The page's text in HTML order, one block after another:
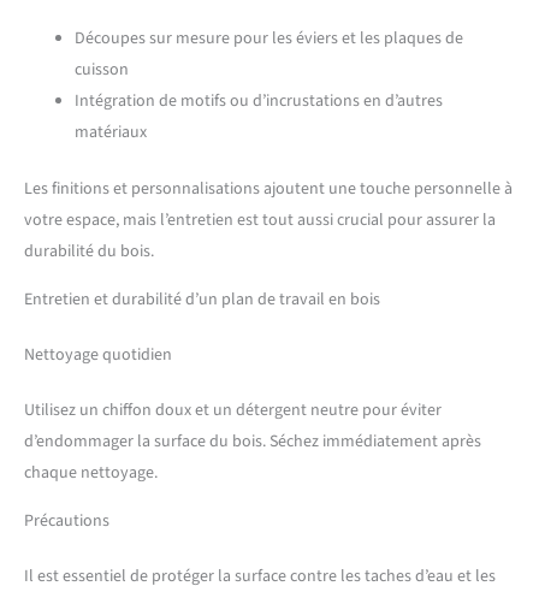
Découpes sur mesure pour les éviers et les plaques de
cuisson
Intégration de motifs ou d’incrustations en d’autres
matériaux
Les finitions et personnalisations ajoutent une touche personnelle à
votre espace, mais l’entretien est tout aussi crucial pour assurer la
durabilité du bois.
Entretien et durabilité d’un plan de travail en bois
Nettoyage quotidien
Utilisez un chiffon doux et un détergent neutre pour éviter
d’endommager la surface du bois. Séchez immédiatement après
chaque nettoyage.
Précautions
Il est essentiel de protéger la surface contre les taches d’eau et les